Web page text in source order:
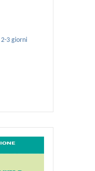
3 giorni